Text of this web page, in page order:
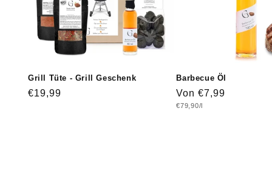
Grill Tüte - Grill Geschenk
Normaler
€19,99
Barbecue Öl
Normaler
Preis
Von €7,99
Grundpreis
€79,90/l